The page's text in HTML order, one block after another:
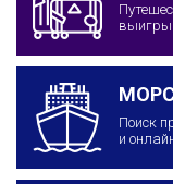
Поиск
и